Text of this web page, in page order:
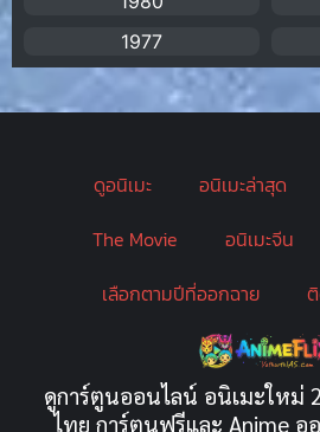
Blood
boys love
Censored (เซ็นเซอร์)
CG Animation
Childhood(1)
Comedy (ตลก)
1977
ดูอนิเมะ อนิเมะล่าสุด
The Movie
อนิเมะจีน
เลือกตามปีที่ออกฉาย
ดูการ์ตูนออนไลน์ อนิเมะใหม่
ไทย การ์ตูนฟรีและ Anime